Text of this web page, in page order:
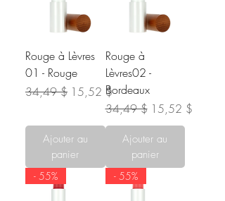
Rouge à Lèvres
01 - Rouge
Prix original
34,49 $ Prix promotionnel
15,52 $
Ajouter au
panier
Rouge à
Lèvres02 -
Bordeaux
Prix original
34,49 $ Prix promotionnel
15,52 $
Ajouter au
panier
- 55% - 55%